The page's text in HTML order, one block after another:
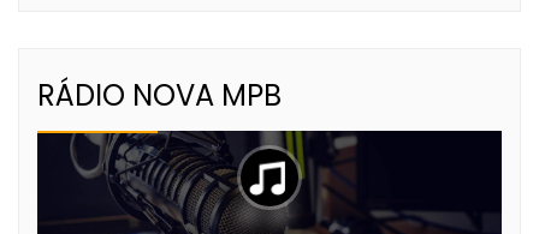
RÁDIO NOVA MPB